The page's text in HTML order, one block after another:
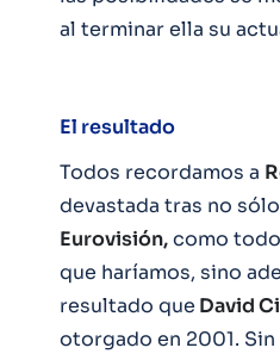
al terminar ella su
El resultado
Todos recordamos a
devastada tras no
Eurovisión,como
que haríamos, sino
resultado que David
otorgado en 2001. Sin